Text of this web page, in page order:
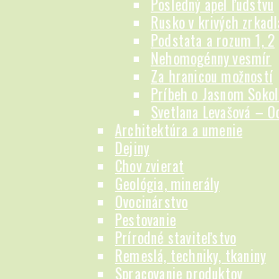
Posledný apel ľudstvu
Rusko v krivých
Podstata a rozum 1, 2
Nehomogénny vesmír
Za hranicou možností
Príbeh o Jasnom
Svetlana Levašová –
Architektúra a umenie
Dejiny
Chov zvierat
Geológia, minerály
Ovocinárstvo
Pestovanie
Prírodné staviteľstvo
Remeslá, techniky, tkaniny
Spracovanie produktov